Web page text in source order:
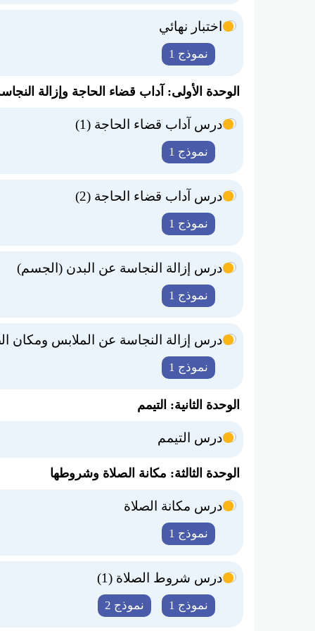
اختبار نهائي
نموذج 1
الوحدة الأولى: آداب قضاء الحاجة وإزالة
درس آداب قضاء الحاجة (1)
نموذج 1
درس آداب قضاء الحاجة (2)
نموذج 1
درس إزالة النجاسة عن البدن (الجسم)
نموذج 1
درس إزالة النجاسة عن الملابس ومكان
نموذج 1
الوحدة الثانية: التيمم
درس التيمم
الوحدة الثالثة: مكانة الصلاة وشروطها
درس مكانة الصلاة
نموذج 1
درس شروط الصلاة (1)
نموذج 1 نموذج 2